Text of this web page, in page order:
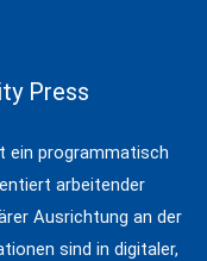
Press
ein programmatisch
arbeitender
Ausrichtung an der
sind in digitaler,